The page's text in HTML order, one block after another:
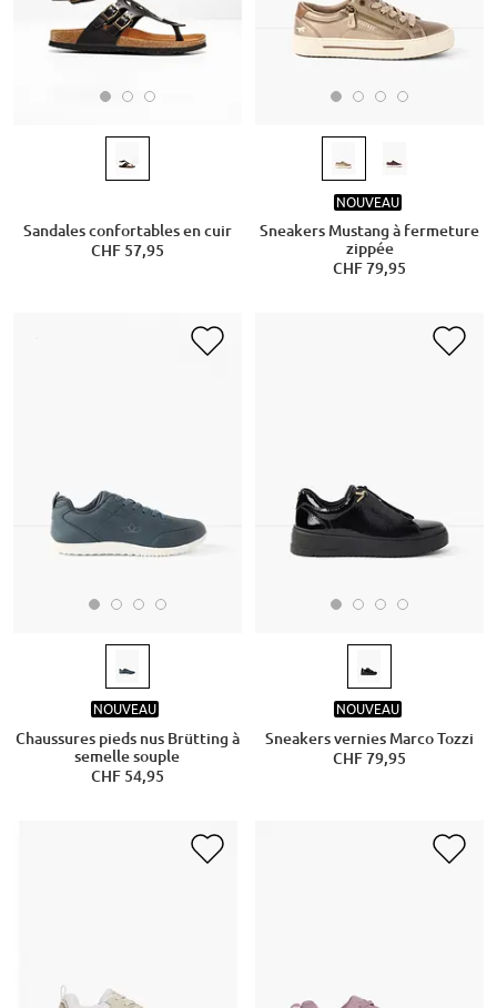
Sandales confortables en cuir
CHF 57,95
NOUVEAU
Sneakers Mustang à fermeture
zippée
CHF 79,95
NOUVEAU
Chaussures pieds nus Brütting à
semelle souple
CHF 54,95
NOUVEAU
Sneakers vernies Marco Tozzi
CHF 79,95